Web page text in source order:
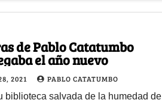
de Pablo Catatumbo
el año nuevo
2021 PABLO CATATUMBO
biblioteca salvada de la humedad de